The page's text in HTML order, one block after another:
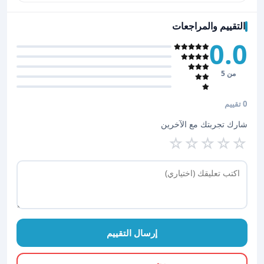
التقييم والمراجعات
0.0
من 5
0 تقييم
شارك تجربتك مع الآخرين
☆
☆
☆
☆
☆
إرسال التقييم